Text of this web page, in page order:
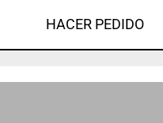
HACER PEDIDO